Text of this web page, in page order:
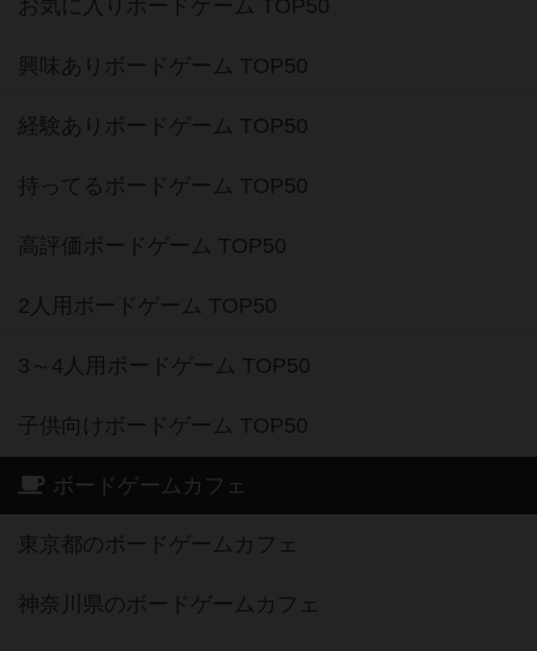
お気に入りボードゲーム TOP50
興味ありボードゲーム TOP50
経験ありボードゲーム TOP50
持ってるボードゲーム TOP50
高評価ボードゲーム TOP50
2人用ボードゲーム TOP50
3～4人用ボードゲーム TOP50
子供向けボードゲーム TOP50
ボードゲームカフェ
東京都のボードゲームカフェ
神奈川県のボードゲームカフェ